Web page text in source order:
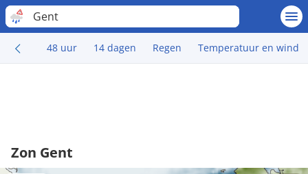
Gent
48 uur 14 dagen Regen Temperatuur en wind
Zon Gent